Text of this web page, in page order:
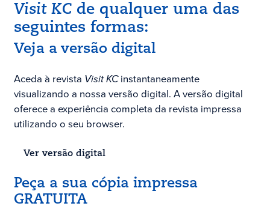
Visit KCde qualquer uma das
seguintes formas:
Veja a versão digital
Aceda à revista Visit KCinstantaneamente
visualizando a nossa versão digital. A versão digital
oferece a experiência completa da revista impressa
utilizando o seu browser.
Ver versão digital
Peça a sua cópia impressa
GRATUITA